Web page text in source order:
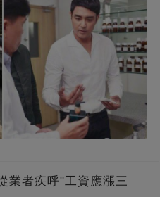
業者疾呼"工資應漲三